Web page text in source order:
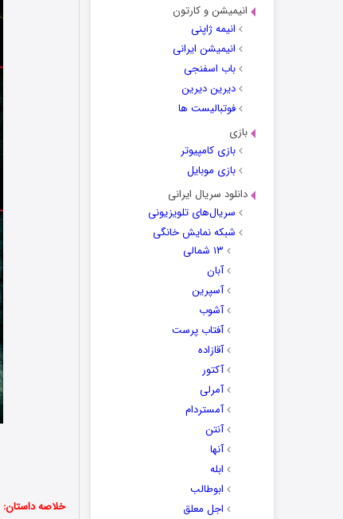
انیمیشن و کارتون
انیمه ژاپنی
انیمیشن ایرانی
باب اسفنجی
دیرین دیرین
فوتبالیست ها
بازی
بازی کامپیوتر
بازی موبایل
دانلود سریال ایرانی
سریال‌های تلویزیونی
شبکه نمایش خانگی
۱۳ شمالی
آبان
آسپرین
آشوب
آفتاب پرست
آقازاده
آکتور
آمرلی
آمستردام
آنتن
آنها
ابله
ابوطالب
اجل معلق
خلاصه داستان: